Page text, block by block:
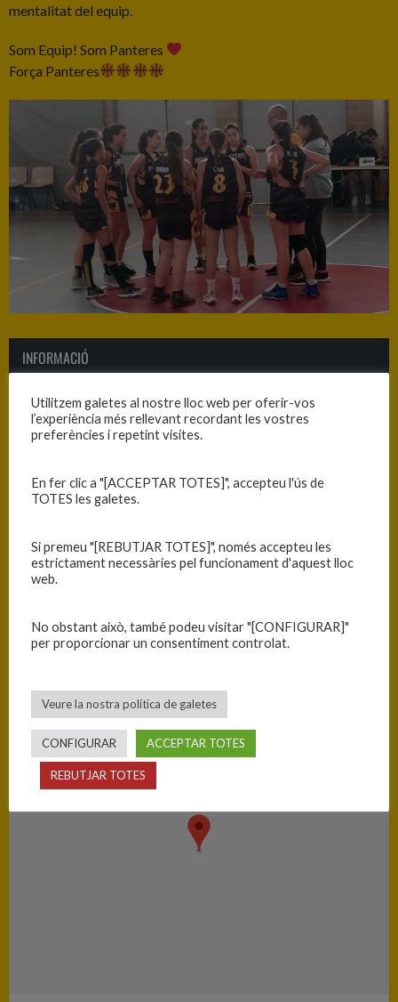
mentalitat del equip.
Som Equip! Som Panteres
Força Panteres
INFORMACIÓ
Data Hora Competició
29/10/2022 11:00 Cadet B femení 2022-23
RESULTATS
B. Vedruna Palamós 87
PISTA
Palamós - Escola Vedruna
Utilitzem galetes al nostre lloc web per oferir-vos
l’experiència més rellevant recordant les vostres
preferències i repetint visites.
En fer clic a "[ACCEPTAR TOTES]", accepteu l'ús de
TOTES les galetes.
Si premeu "[REBUTJAR TOTES]", només accepteu les
estrictament necessàries pel funcionament d'aquest lloc
web.
No obstant això, també podeu visitar "[CONFIGURAR]"
per proporcionar un consentiment controlat.
Veure la nostra política de galetes
CONFIGURAR ACCEPTAR TOTES
REBUTJAR TOTES